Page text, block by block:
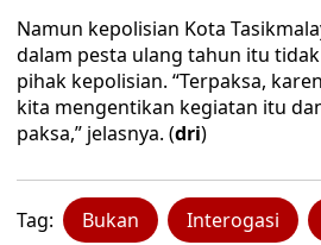
Namun kepolisian Kota
dalam pesta ulang tahun itu
pihak kepolisian. “Terpaksa,
kita mengentikan kegiatan itu
paksa,” jelasnya. (dri)
Tag: Bukan Interogasi